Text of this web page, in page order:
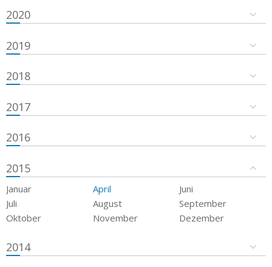
2020
2019
2018
2017
2016
2015
Januar April
Juni
Juli
August
September
Oktober
November Dezember
2014